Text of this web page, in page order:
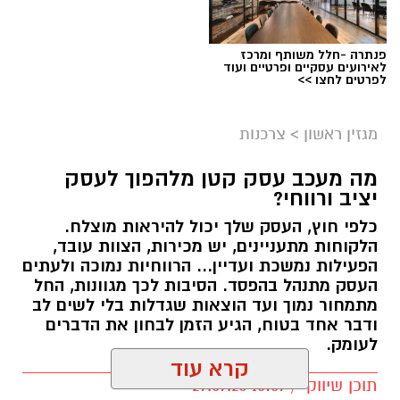
קרדיט תמונה בוסט מדיה
מהו שמאי מקרקעין ומה תפקידו?
שמאי מקרקעין הוא בעל מקצוע המחזיק ברישיון
מטעם מועצת שמאי המקרקעין שבמשרד
המשפטים, לאחר שעמד בהצלחה במסלול הכשרה
פנתרה -חלל משותף ומרכז
לאירועים עסקיים ופרטיים ועוד
לפרטים לחצו >>
מגזין ראשון > צרכנות
מה מעכב עסק קטן מלהפוך לעסק
יציב ורווחי?
כלפי חוץ, העסק שלך יכול להיראות מוצלח.
הלקוחות מתעניינים, יש מכירות, הצוות עובד,
הפעילות נמשכת ועדיין... הרווחיות נמוכה ולעתים
העסק מתנהל בהפסד. הסיבות לכך מגוונות, החל
מתמחור נמוך ועד הוצאות שגדלות בלי לשים לב
ודבר אחד בטוח, הגיע הזמן לבחון את הדברים
לעומק.
תוכן שיווקי / 10:57 27.07.26
קרא עוד